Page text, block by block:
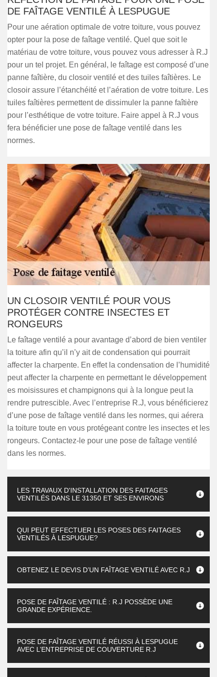
DE FAÎTAGE VENTILÉ À LESPUGUE
Pour une aération optimale de votre toiture, vous pouvez
opter pour la pose de faîtage ventilé. Quel que soit le
matériau de votre toiture, vous pouvez vous adresser à R.J
pour un tel projet. En général, le faîtage est composé d’une
panne faîtière, du closoir ventilé et des tuiles faîtières. Le
closoir assure l’étanchéité et l’aération de votre toiture. Les
tuiles faîtières permettent de dissimuler la panne faîtière
pour l’esthétique de votre toiture. Faire appel à R.J vous
fera bénéficier une pose de faîtage ventilé dans les
normes.
UN CLOSOIR VENTILÉ POUR VOUS
PROTÉGER CONTRE INSECTES ET
RONGEURS
Le faîtage ventilé a pour avantage d’abord de bien ventiler
la toiture afin qu’il n’y ait de condensation qui pourrait
affecter la charpente. En effet la condensation de l’humidité
peut affecter la charpente en permettant le développement
es moisissures et champignons qui à la longue peut la
rendre putrescible. Avec l’entreprise R.J, vous bénéficierez
d’une pose de faîtage ventilé dans les normes, qui aérera
la toiture toute en vous protégeant contre les insectes et les
rongeurs. Contactez-le pour une pose de faîtage ventilé
dans les normes.
LES TRAVAUX D'INSTALLATION DES FAITAGES
VENTILÉS DANS LE 31350 ET SES ENVIRONS
QUI PEUT EFFECTUER LES POSES DES FAITAGES
VENTILÉS À LESPUGUE?
OBTENEZ LE DEVIS D’UN FAÎTAGE VENTILÉ AVEC R.J
POSE DE FAÎTAGE VENTILÉ : R.J POSSÈDE UNE
GRANDE EXPÉRIENCE.
POSE DE FAÎTAGE VENTILÉ RÉUSSI À LESPUGUE
AVEC L’ENTREPRISE DE COUVERTURE R.J